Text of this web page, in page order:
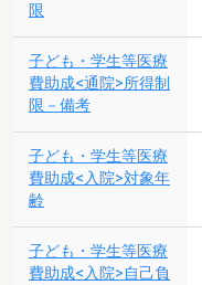
限
子ども・学生等医療
費助成<通院>所得制
限－備考
子ども・学生等医療
費助成<入院>対象年
齢
子ども・学生等医療
費助成<入院>自己負